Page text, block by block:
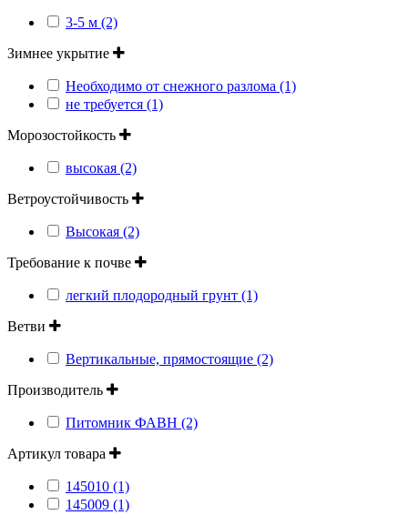
3-5 м (2)
Зимнее укрытие
Необходимо от снежного разлома (1)
не требуется (1)
Морозостойкость
высокая (2)
Ветроустойчивость
Высокая (2)
Требование к почве
легкий плодородный грунт (1)
Ветви
Вертикальные, прямостоящие (2)
Производитель
Питомник ФАВН (2)
Артикул товара
145010 (1)
145009 (1)